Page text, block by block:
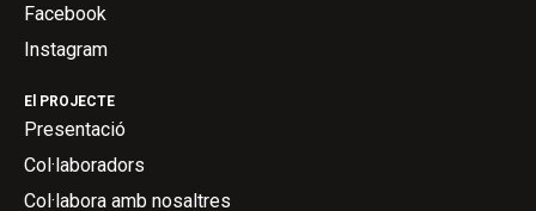
El PROJECTE
Presentació
Col·laboradors
Col·labora amb nosaltres
Facebook
Instagram